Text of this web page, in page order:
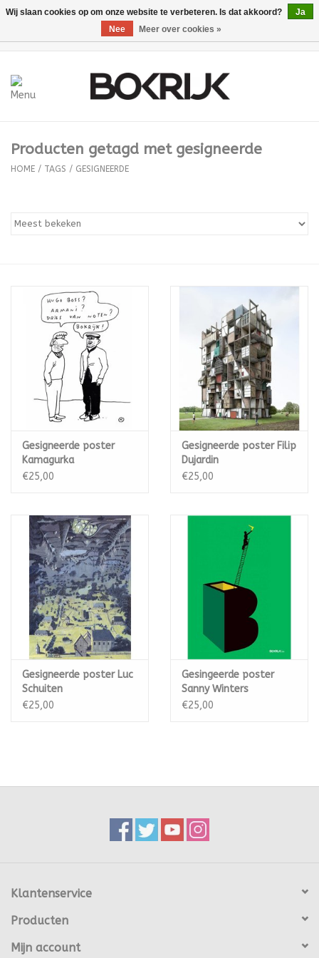
Voeding/drank
Madou x Bokrijk
Logo Producten
Ovis Spirits
Producten getagd met gesigneerde
HOME / TAGS / GESIGNEERDE
Gesigneerde poster
Kamagurka
€25,00
Gesigneerde poster Filip
Dujardin
€25,00
Gesigneerde poster Luc
Schuiten
€25,00
Gesingeerde poster
Sanny Winters
€25,00
Klantenservice
Producten
Mijn account
Wij slaan cookies op om onze website te verbeteren. Is dat akkoord?
Ja
Nee
Meer over cookies »